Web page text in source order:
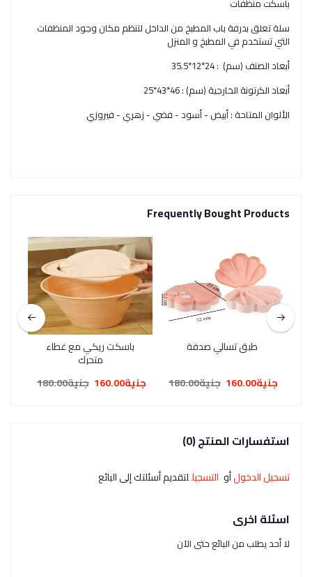
سلة تعلق بدرفة باب المطبخ من الداخل لتنظم مكان وجود المنظفات
التي تستخدم في المطبخ و المنزل
أبعاد الصنف (سم) : 24*12*35.5
أبعاد الكرتونة الخارجية (سم) : 46*43*25
الألوان المتاحة : أبيض - أسود - فضي - زهري - فيروزي
Frequently Bought Products
طبق تسالي صدفة
جنية160.00
جنية180.00
باسكت ريكي مع غطاء
متحرك
جنية160.00
جنية180.00
استفسارات المنتج (0)
تسجيل الدخولأو التسجيللتقديم أسئلتك إلى البائع
اسئلة اخرى
لا أحد يطلب من البائع حتى الآن